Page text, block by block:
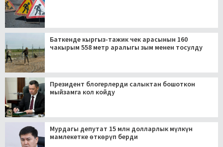
Баткенде кыргыз-тажик чек арасынын 160
чакырым 558 метр аралыгы зым менен тосулду
Президент блогерлерди салыктан бошоткон
мыйзамга кол койду
Мурдагы депутат 15 млн долларлык мүлкүн
мамлекетке өткөрүп берди